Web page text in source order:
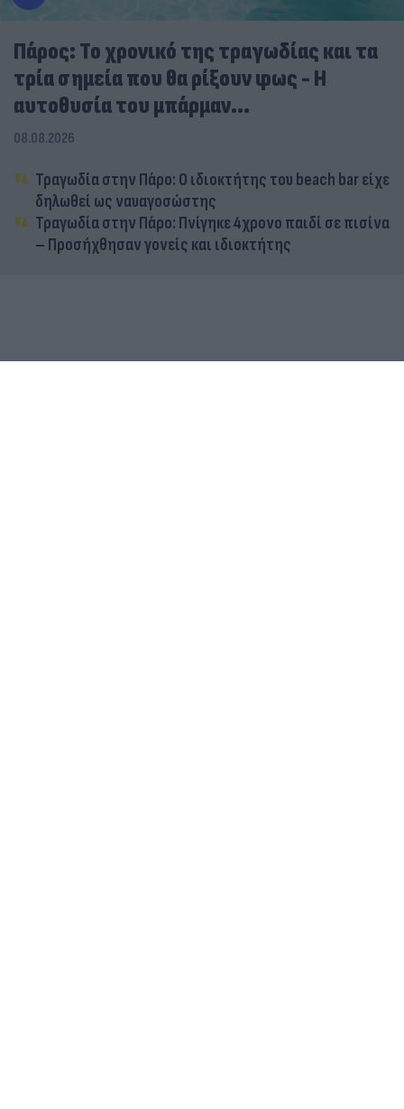
Πάρος: Το χρονικό της τραγωδίας και τα
τρία σημεία που θα ρίξουν φως - Η
αυτοθυσία του μπάρμαν...
08.08.2026
Τραγωδία στην Πάρο: Ο ιδιοκτήτης του beach bar είχε
δηλωθεί ως ναυαγοσώστης
Τραγωδία στην Πάρο: Πνίγηκε 4χρονο παιδί σε πισίνα
– Προσήχθησαν γονείς και ιδιοκτήτης